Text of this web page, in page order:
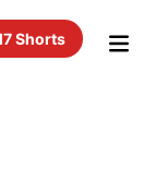
Shorts